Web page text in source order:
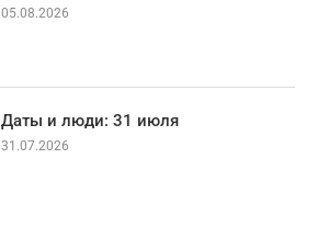
05.08.2026
Даты и люди: 31 июля
31.07.2026